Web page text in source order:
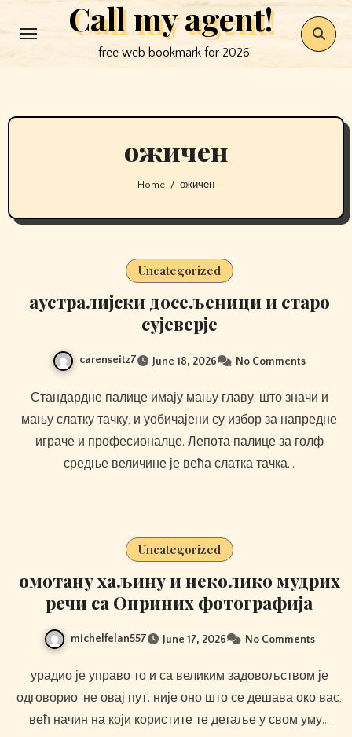
to
Call my agent!
free web bookmark for 2026
ожичен
Home ожичен
Uncategorized
аустралијски досељеници и старо
сујеверје
carenseitz7 June 18, 2026 No Comments
Стандардне палице имају мању главу, што значи и
мању слатку тачку, и уобичајени су избор за напредне
играче и професионалце. Лепота палице за голф
средње величине је већа слатка тачка…
Uncategorized
омотану хаљину и неколико мудрих
речи са Оприних фотографија
michelfelan557 June 17, 2026 No Comments
урадио је управо то и са великим задовољством је
одговорио ‘не овај пут’. није оно што се дешава око вас,
већ начин на који користите те детаље у свом уму…